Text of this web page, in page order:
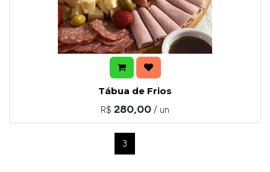
Tábua de Frios
R$ 280,00 / un
3